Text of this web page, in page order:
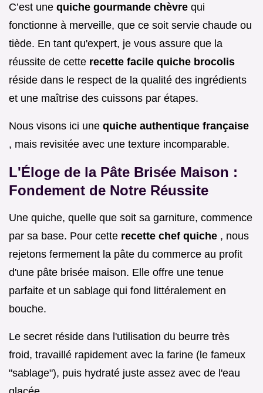
C’est une quiche gourmande chèvre qui
fonctionne à merveille, que ce soit servie chaude ou
tiède. En tant qu'expert, je vous assure que la
réussite de cette recette facile quiche brocolis
réside dans le respect de la qualité des ingrédients
et une maîtrise des cuissons par étapes.
Nous visons ici une quiche authentique française
, mais revisitée avec une texture incomparable.
L'Éloge de la Pâte Brisée Maison :
Fondement de Notre Réussite
Une quiche, quelle que soit sa garniture, commence
par sa base. Pour cette recette chef quiche , nous
rejetons fermement la pâte du commerce au profit
d'une pâte brisée maison. Elle offre une tenue
parfaite et un sablage qui fond littéralement en
bouche.
Le secret réside dans l'utilisation du beurre très
froid, travaillé rapidement avec la farine (le fameux
"sablage"), puis hydraté juste assez avec de l'eau